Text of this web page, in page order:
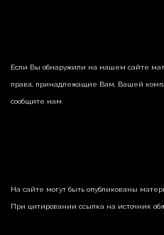
Если Вы обнаружили на нашем сайте
права, принадлежащие Вам, Вашей
сообщите нам.
На сайте могут быть опубликованы
При цитировании ссылка на источник